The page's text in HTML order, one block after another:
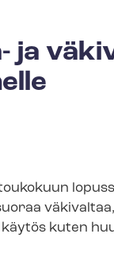
ja
kuten